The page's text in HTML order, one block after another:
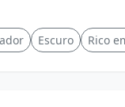
Escuro Rico